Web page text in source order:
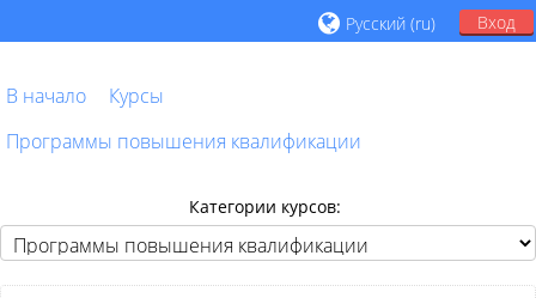
Вход
Русский ‎(ru)‎
В начало
Курсы
Программы повышения квалификации
Категории курсов: